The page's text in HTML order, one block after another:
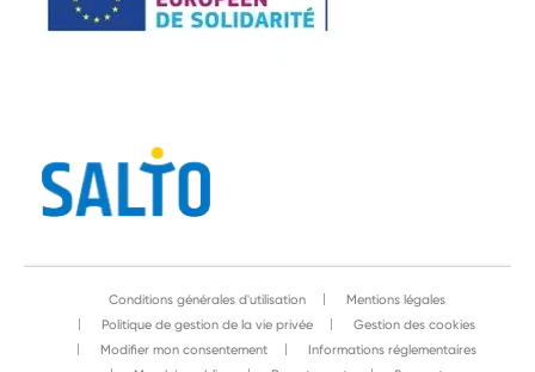
Conditions générales d'utilisation
Mentions légales
Politique de gestion de la vie privée
Gestion des cookies
Modifier mon consentement
Informations réglementaires